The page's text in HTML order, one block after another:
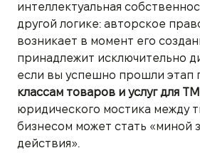
интеллектуальная
другой логике: авторское
возникает в момент его
принадлежит исключительно
если вы успешно прошли этап
классам товаров и услуг для ТМ
юридического мостика между
бизнесом может стать «миной
действия».